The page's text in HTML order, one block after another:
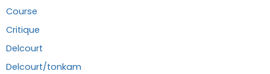
Course
Critique
Delcourt
Delcourt/tonkam